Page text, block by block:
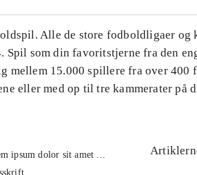
Alle de store fodboldligaer og
Spil som din favoritstjerne fra den
mellem 15.000 spillere fra over 400
eller med op til tre kammerater på
ipsum dolor sit amet ...